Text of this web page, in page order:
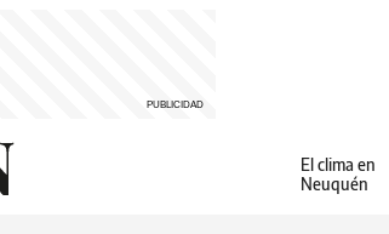
El clima en
Neuquén